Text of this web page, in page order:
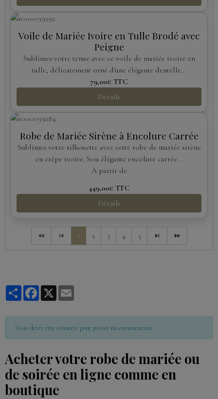
Voile de Mariée Ivoire en Tulle Brodé avec
Peigne
Sublimez votre tenue avec ce voile de mariée ivoire en
tulle, délicatement orné d'une élégante dentelle...
79,00€ TTC
Détails
Robe de Mariée Sirène à Encolure Carrée
Sublimez votre silhouette avec cette robe de mariée sirène
en crêpe ivoire. Son élégante encolure carrée...
À partir de
449,00€ TTC
Détails
1 2 3 4 5
PartagerFacebook
X
Vous devez être connecté pour poster un commentaire
Acheter votre robe de mariée ou
de soirée en ligne comme en
boutique